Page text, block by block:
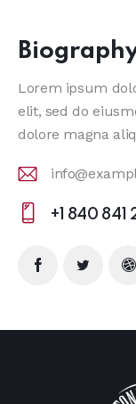
Lorem ipsum
elit, sed do
dolore magna
E-
m
on
+1 840 841